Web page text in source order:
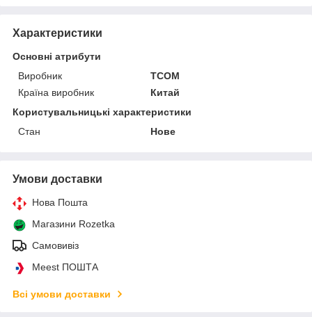
Характеристики
Основні атрибути
Виробник
TCOM
Країна виробник
Китай
Користувальницькі характеристики
Стан
Нове
Умови доставки
Нова Пошта
Магазини Rozetka
Самовивіз
Meest ПОШТА
Всі умови доставки